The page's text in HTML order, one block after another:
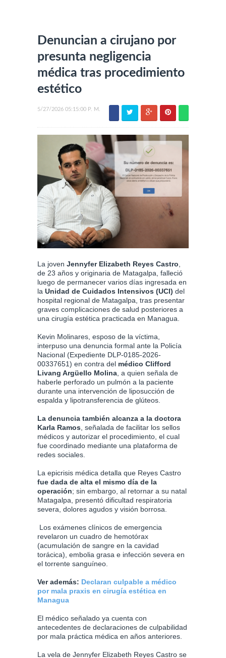
Denuncian a cirujano por
presunta negligencia
médica tras procedimiento
estético
5/27/2026 05:15:00 P. M.
La joven Jennyfer Elizabeth Reyes Castro
de 23 años y originaria de Matagalpa, falleció
luego de permanecer varios días ingresada en
la Unidad de Cuidados Intensivos (UCI) del
hospital regional de Matagalpa, tras presentar
graves complicaciones de salud posteriores a
una cirugía estética practicada en Managua.
Kevin Molinares, esposo de la víctima,
interpuso una denuncia formal ante la Policía
Nacional (Expediente DLP-0185-2026-
00337651) en contra del médico Clifford
Livang Argüello Molina , a quien señala de
haberle perforado un pulmón a la paciente
durante una intervención de liposucción de
espalda y lipotransferencia de glúteos.
La denuncia también alcanza a la doctora
Karla Ramos , señalada de facilitar los sellos
médicos y autorizar el procedimiento, el cual
fue coordinado mediante una plataforma de
redes sociales.
La epicrisis médica detalla que Reyes Castro
fue dada de alta el mismo día de la
operación; sin embargo, al retornar a su natal
Matagalpa, presentó dificultad respiratoria
severa, dolores agudos y visión borrosa.
Los exámenes clínicos de emergencia
revelaron un cuadro de hemotórax
(acumulación de sangre en la cavidad
torácica), embolia grasa e infección severa en
el torrente sanguíneo.
Ver además: Declaran culpable a médico
por mala praxis en cirugía estética en
Managua
El médico señalado ya cuenta con
antecedentes de declaraciones de culpabilidad
por mala práctica médica en años anteriores.
La vela de Jennyfer Elizabeth Reyes Castro se